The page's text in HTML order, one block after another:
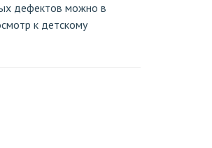
дефектов можно в
к детскому